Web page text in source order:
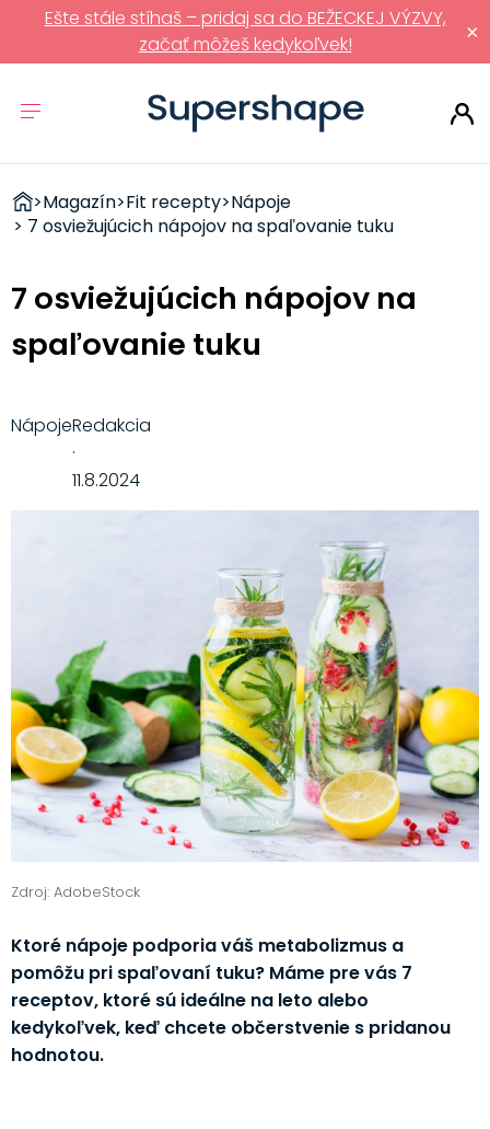
×
Ešte stále stíhaš – pridaj sa do BEŽECKEJ VÝZVY,
začať môžeš kedykoľvek!
ZDRAVÉ
RÝCHLOVKY
>Magazín>Fit recepty>Nápoje
> 7 osviežujúcich nápojov na spaľovanie tuku
7 osviežujúcich nápojov na
spaľovanie tuku
Zdroj: AdobeStock
Ktoré nápoje podporia váš metabolizmus a
pomôžu pri spaľovaní tuku? Máme pre vás 7
receptov, ktoré sú ideálne na leto alebo
kedykoľvek, keď chcete občerstvenie s pridanou
hodnotou.
NápojeRedakcia
·
11.8.2024